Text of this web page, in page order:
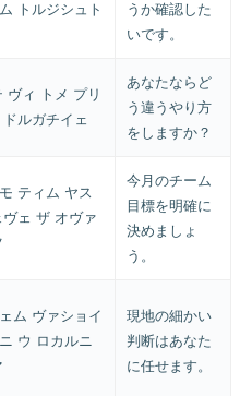
トルジシュト
うか確認した
いです。
ヴィ トメ プリ
ルガチイェ
あなたならど
う違うやり方
をしますか？
ティム ヤス
ェ ザ オヴァ
今月のチーム
目標を明確に
決めましょ
う。
ム ヴァショイ
ウ ロカルニ
現地の細かい
判断はあなた
に任せます。